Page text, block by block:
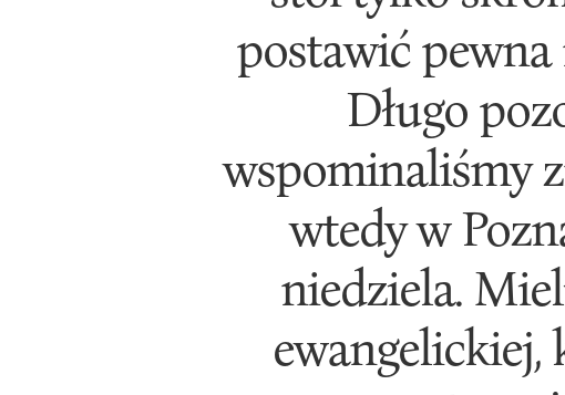
postawić pewna
Długo
wspominaliśmy
wtedy w
niedziela.
ewangelickiej,